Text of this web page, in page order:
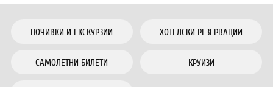
ПОЧИВКИ И ЕКСКУРЗИИ ХОТЕЛСКИ РЕЗЕРВАЦИИ
САМОЛЕТНИ БИЛЕТИ КРУИЗИ